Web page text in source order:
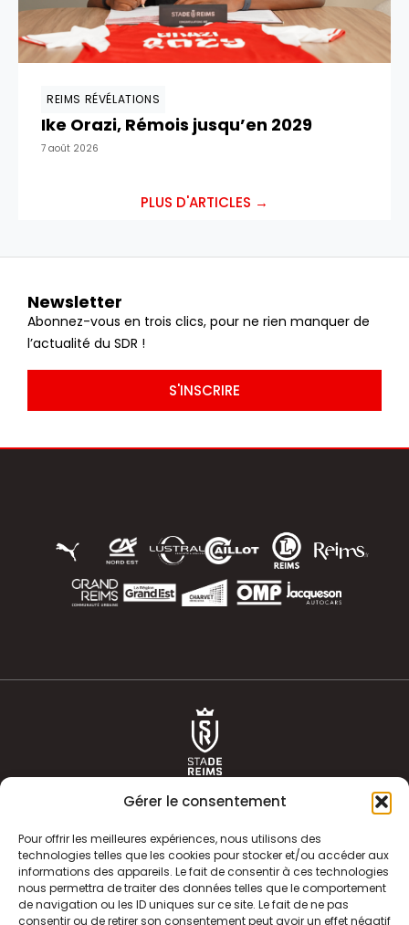
Gérer le consentement
Pour offrir les meilleures expériences, nous utilisons des
technologies telles que les cookies pour stocker et/ou accéder aux
informations des appareils. Le fait de consentir à ces technologies
nous permettra de traiter des données telles que le comportement
de navigation ou les ID uniques sur ce site. Le fait de ne pas
consentir ou de retirer son consentement peut avoir un effet négatif
REIMS RÉVÉLATIONS
Ike Orazi, Rémois jusqu’en 2029
7 août 2026
PLUS D'ARTICLES →
Newsletter
Abonnez-vous en trois clics, pour ne rien manquer de
l’actualité du SDR !
S'INSCRIRE
ACTUALITÉS
CLUB
HISTOIRE
ÉQUIPE PREMIERE